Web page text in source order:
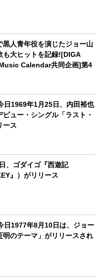
黒人青年役を演じたジョー山
も大ヒットを記録![DIGA
Calendar共同企画]第4
日1969年1月25日、内田裕也
ビュー・シングル「ラスト・
ース
、ゴダイゴ『西遊記
』）がリリース
日1977年8月10日は、ジョー
明のテーマ」がリリースされ